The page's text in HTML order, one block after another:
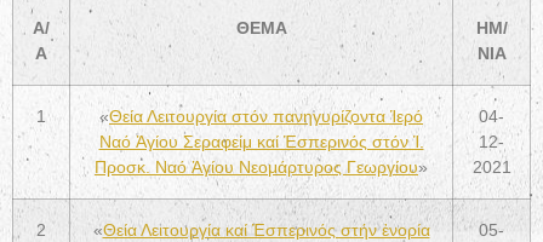
Α/
Α
ΘΕΜΑ
ΗΜ/
ΝΙΑ
1 «Θεία Λειτουργία στόν πανηγυρίζοντα Ἱερό
Ναό Ἁγίου Σεραφείμ καί Ἑσπερινός στόν Ἱ.
Προσκ. Ναό Ἁγίου Νεομάρτυρος Γεωργίου»
04-
12-
2021
2 «Θεία Λειτουργία καί Ἑσπερινός στήν ἐνορία
05-